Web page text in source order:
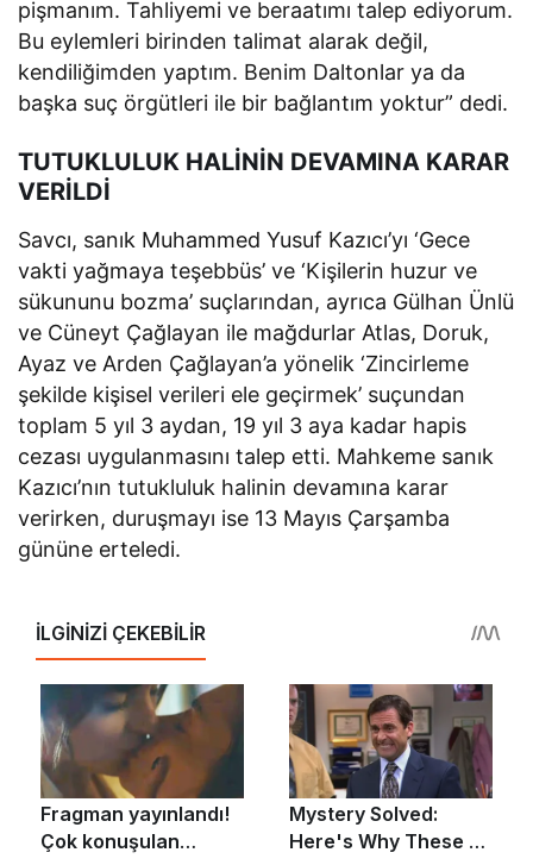
pişmanım. Tahliyemi ve beraatımı talep ediyorum.
Bu eylemleri birinden talimat alarak değil,
kendiliğimden yaptım. Benim Daltonlar ya da
başka suç örgütleri ile bir bağlantım yoktur” dedi.
TUTUKLULUK HALİNİN DEVAMINA KARAR
VERİLDİ
Savcı, sanık Muhammed Yusuf Kazıcı’yı ‘Gece
vakti yağmaya teşebbüs’ ve ‘Kişilerin huzur ve
sükununu bozma’ suçlarından, ayrıca Gülhan Ünlü
ve Cüneyt Çağlayan ile mağdurlar Atlas, Doruk,
Ayaz ve Arden Çağlayan’a yönelik ‘Zincirleme
şekilde kişisel verileri ele geçirmek’ suçundan
toplam 5 yıl 3 aydan, 19 yıl 3 aya kadar hapis
cezası uygulanmasını talep etti. Mahkeme sanık
Kazıcı’nın tutukluluk halinin devamına karar
verirken, duruşmayı ise 13 Mayıs Çarşamba
gününe erteledi.